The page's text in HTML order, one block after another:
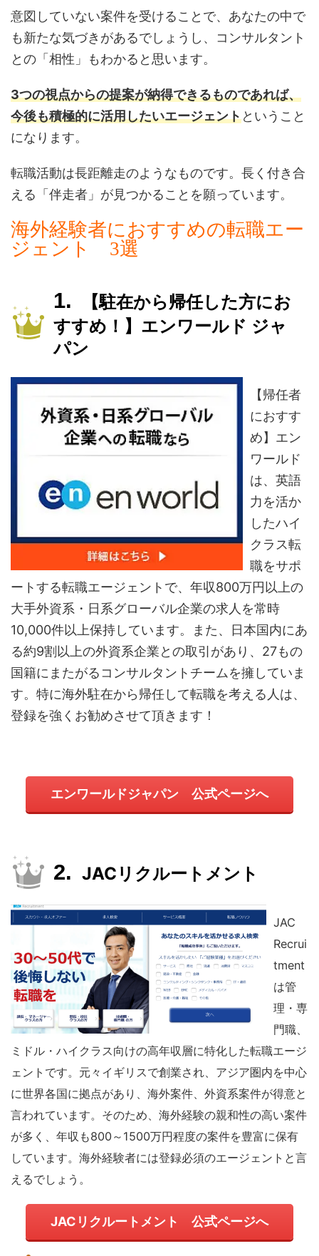
意図していない案件を受けることで、あなたの中で
も新たな気づきがあるでしょうし、コンサルタント
との「相性」もわかると思います。
3つの視点からの提案が納得できるものであれば、
今後も積極的に活用したいエージェントということ
になります。
転職活動は長距離走のようなものです。長く付き合
える「伴走者」が見つかることを願っています。
海外経験者におすすめの転職エー
ジェント 3選
【駐在から帰任した方にお
すすめ！】エンワールド ジャ
パン
【帰任者
におすす
め】エン
ワールド
は、英語
力を活か
したハイ
クラス転
職をサポ
ートする転職エージェントで、年収800万円以上の
大手外資系・日系グローバル企業の求人を常時
10,000件以上保持しています。また、日本国内にあ
る約9割以上の外資系企業との取引があり、27もの
国籍にまたがるコンサルタントチームを擁していま
す。特に海外駐在から帰任して転職を考える人は、
登録を強くお勧めさせて頂きます！
エンワールドジャパン 公式ページへ
JACリクルートメント
JAC
Recrui
tment
は管
理・専
門職、
ミドル・ハイクラス向けの高年収層に特化した転職エージ
ェントです。元々イギリスで創業され、アジア圏内を中心
に世界各国に拠点があり、海外案件、外資系案件が得意と
言われています。そのため、海外経験の親和性の高い案件
が多く、年収も800～1500万円程度の案件を豊富に保有
しています。海外経験者には登録必須のエージェントと言
えるでしょう。
JACリクルートメント 公式ページへ